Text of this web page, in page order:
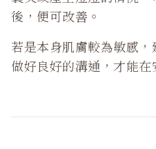
後，便可改善。
若是本身肌膚較為敏感，
做好良好的溝通，才能在